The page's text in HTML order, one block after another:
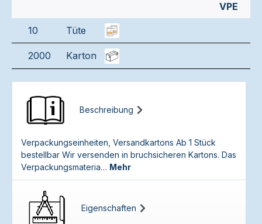
VPE
10 Tüte
2000 Karton
Beschreibung
Verpackungseinheiten, Versandkartons Ab 1 Stück
bestellbar Wir versenden in bruchsicheren Kartons. Das
Verpackungsmateria… Mehr
Eigenschaften